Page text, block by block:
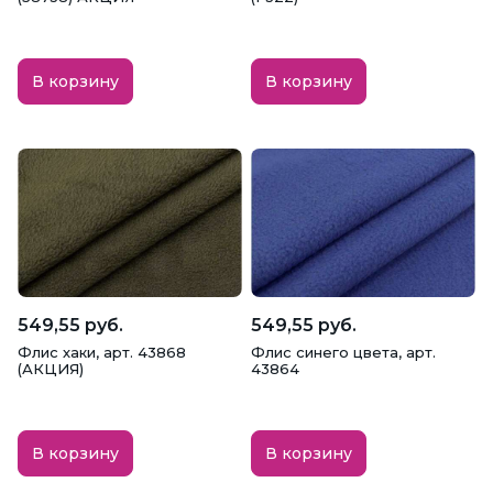
В корзину В корзину
549,55 руб.
Флис хаки, арт. 43868
(АКЦИЯ)
В корзину
549,55 руб.
Флис синего цвета, арт.
43864
В корзину